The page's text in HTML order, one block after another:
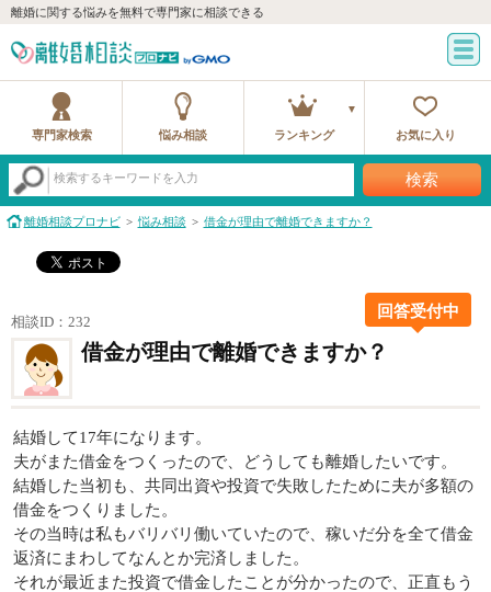
離婚に関する悩みを無料で専門家に相談できる
専門家検索 悩み相談 ランキング お気に入り
検索するキーワードを入力 検索
離婚相談プロナビ 悩み相談 借金が理由で離婚できますか？
相談ID：232
回答受付中
借金が理由で離婚できますか？
結婚して17年になります。
夫がまた借金をつくったので、どうしても離婚したいです。
結婚した当初も、共同出資や投資で失敗したために夫が多額の
借金をつくりました。
その当時は私もバリバリ働いていたので、稼いだ分を全て借金
返済にまわしてなんとか完済しました。
それが最近また投資で借金したことが分かったので、正直もう